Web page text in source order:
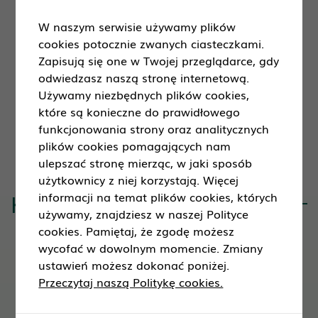
miesięcznej dla jednego Klienta
(modulo): 500 000,00 PLN
Komunikaty
03 sierpnia 2026 16:37
W naszym serwisie używamy plików
cookies potocznie zwanych ciasteczkami.
Zapisują się one w Twojej przeglądarce, gdy
odwiedzasz naszą stronę internetową.
Używamy niezbędnych plików cookies,
które są konieczne do prawidłowego
funkcjonowania strony oraz analitycznych
plików cookies pomagających nam
ulepszać stronę mierząc, w jaki sposób
użytkownicy z niej korzystają. Więcej
informacji na temat plików cookies, których
używamy, znajdziesz w naszej Polityce
cookies. Pamiętaj, że zgodę możesz
wycofać w dowolnym momencie. Zmiany
ustawień możesz dokonać poniżej.
Przeczytaj naszą Politykę cookies.